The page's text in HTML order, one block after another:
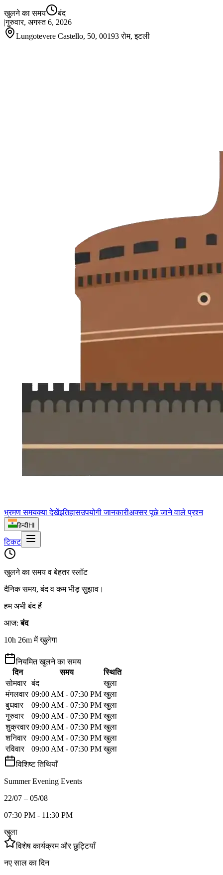
खुलने का समय
बंद
|गुरुवार, अगस्त 6, 2026
Lungotevere Castello, 50, 00193 रोम, इटली
भ्रमण समयक्या देखेंइतिहासउपयोगी जानकारीअक्सर पूछे जाने वाले प्रश्न
हिन्दीHI
टिकट
खुलने का समय व बेहतर स्लॉट
दैनिक समय, बंद व कम भीड़ सुझाव।
हम अभी बंद हैं
आज:बंद
10h 26m में खुलेगा
नियमित खुलने का समय
दिन
समय
स्थिति
सोमवार बंद
खुला
मंगलवार 09:00 AM - 07:30 PM खुला
बुधवार
09:00 AM - 07:30 PM खुला
गुरुवार
09:00 AM - 07:30 PM खुला
शुक्रवार 09:00 AM - 07:30 PM खुला
शनिवार 09:00 AM - 07:30 PM खुला
रविवार
09:00 AM - 07:30 PM खुला
विशिष्ट तिथियाँ
Summer Evening Events
22/07 – 05/08
07:30 PM - 11:30 PM
खुला
विशेष कार्यक्रम और छुट्टियाँ
नए साल का दिन